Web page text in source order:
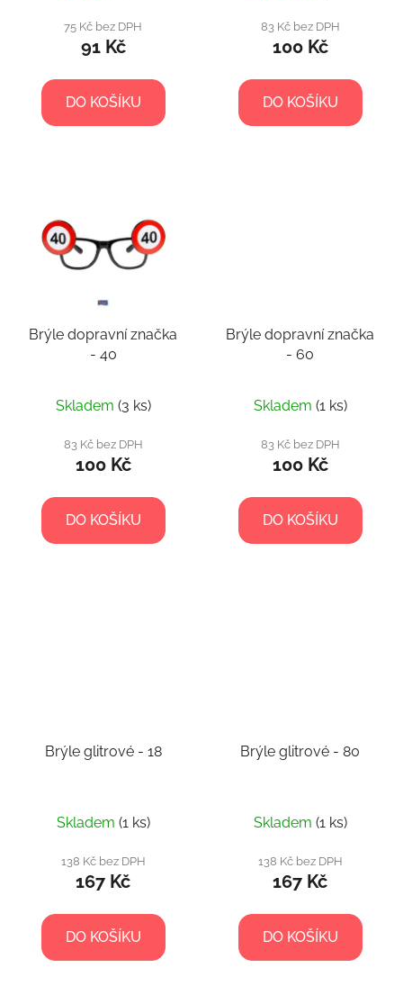
75 Kč bez DPH
91 Kč
DO KOŠÍKU
83 Kč bez DPH
100 Kč
DO KOŠÍKU
Brýle dopravní značka
- 40
Skladem (3 ks)
83 Kč bez DPH
100 Kč
DO KOŠÍKU
Brýle dopravní značka
- 60
hodnocení
produktu
je
z
Skladem (1 ks)
83 Kč bez DPH
100 Kč
DO KOŠÍKU
Brýle glitrové - 18
Skladem (1 ks)
138 Kč bez DPH
167 Kč
DO KOŠÍKU
Brýle glitrové - 80
Skladem (1 ks)
138 Kč bez DPH
167 Kč
DO KOŠÍKU